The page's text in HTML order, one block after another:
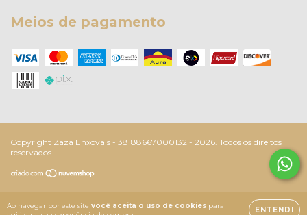
Ao navegar por este site você aceita o uso de cookies para
ENTENDI
Meios de pagamento
Copyright Zaza Enxovais - 38188667000132 - 2026. Todos os direitos
reservados.